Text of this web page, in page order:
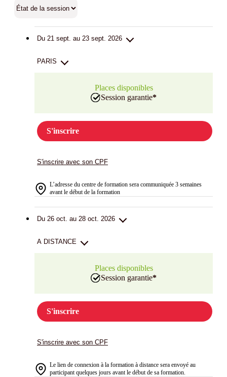
Du 21 sept. au 23 sept. 2026
PARIS
Places disponibles
Session garantie*
S'inscrire
S'inscrire avec son CPF
L’adresse du centre de formation sera communiquée 3 semaines
avant le début de la formation
Du 26 oct. au 28 oct. 2026
A DISTANCE
Places disponibles
Session garantie*
S'inscrire
S'inscrire avec son CPF
Le lien de connexion à la formation à distance sera envoyé au
participant quelques jours avant le début de sa formation.